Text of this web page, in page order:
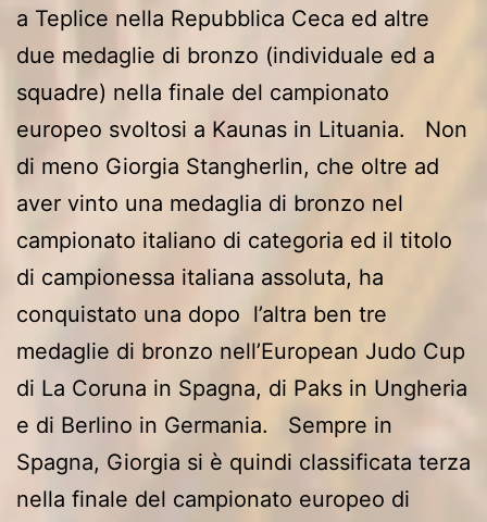
a Teplice nella Repubblica Ceca ed altre
due medaglie di bronzo (individuale ed a
squadre) nella finale del campionato
europeo svoltosi a Kaunas in Lituania. Non
di meno Giorgia Stangherlin, che oltre ad
aver vinto una medaglia di bronzo nel
campionato italiano di categoria ed il titolo
di campionessa italiana assoluta, ha
conquistato una dopo l’altra ben tre
medaglie di bronzo nell’European Judo Cup
di La Coruna in Spagna, di Paks in Ungheria
e di Berlino in Germania. Sempre in
Spagna, Giorgia si è quindi classificata terza
nella finale del campionato europeo di